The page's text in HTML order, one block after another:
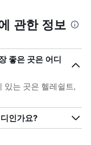
관한 정보
좋은 곳은 어디
있는 곳은 헬레쉴트,
인가요?